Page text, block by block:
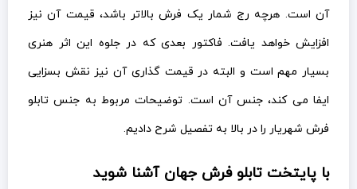
آن است. هرچه رج شمار یک فرش بالاتر باشد، قیمت آن نیز
افزایش خواهد یافت. فاکتور بعدی که در جلوه این اثر هنری
بسیار مهم است و البته در قیمت گذاری آن نیز نقش بسزایی
ایفا می کند، جنس آن است. توضیحات مربوط به جنس تابلو
فرش شهریار را در بالا به تفصیل شرح دادیم.
با پایتخت تابلو فرش جهان آشنا شوید